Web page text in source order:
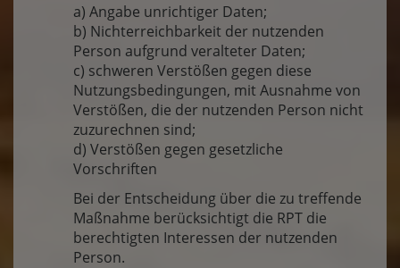
a) Angabe unrichtiger Daten;
b) Nichterreichbarkeit der nutzenden
Person aufgrund veralteter Daten;
c) schweren Verstößen gegen diese
Nutzungsbedingungen, mit Ausnahme von
Verstößen, die der nutzenden Person nicht
zuzurechnen sind;
d) Verstößen gegen gesetzliche
Vorschriften
Bei der Entscheidung über die zu treffende
Maßnahme berücksichtigt die RPT die
berechtigten Interessen der nutzenden
Person.